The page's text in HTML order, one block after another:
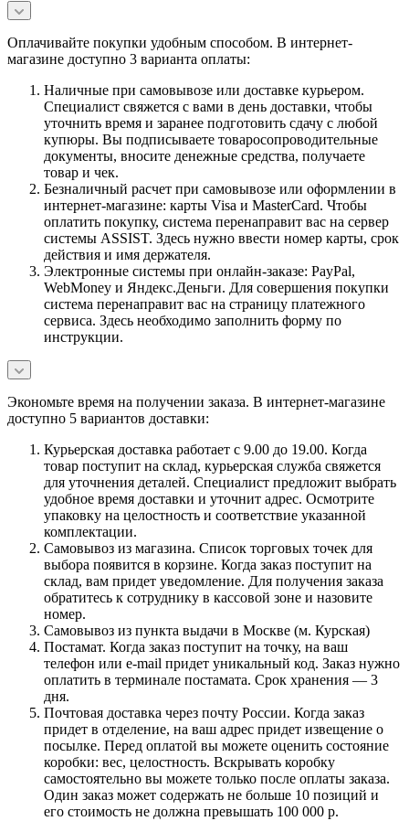
Оплачивайте покупки удобным способом. В интернет-
магазине доступно 3 варианта оплаты:
Наличные при самовывозе или доставке курьером.
Специалист свяжется с вами в день доставки, чтобы
уточнить время и заранее подготовить сдачу с любой
купюры. Вы подписываете товаросопроводительные
документы, вносите денежные средства, получаете
товар и чек.
Безналичный расчет при самовывозе или оформлении в
интернет-магазине: карты Visa и MasterCard. Чтобы
оплатить покупку, система перенаправит вас на сервер
системы ASSIST. Здесь нужно ввести номер карты, срок
действия и имя держателя.
Электронные системы при онлайн-заказе: PayPal,
WebMoney и Яндекс.Деньги. Для совершения покупки
система перенаправит вас на страницу платежного
сервиса. Здесь необходимо заполнить форму по
инструкции.
Экономьте время на получении заказа. В интернет-магазине
доступно 5 вариантов доставки:
Курьерская доставка работает с 9.00 до 19.00. Когда
товар поступит на склад, курьерская служба свяжется
для уточнения деталей. Специалист предложит выбрать
удобное время доставки и уточнит адрес. Осмотрите
упаковку на целостность и соответствие указанной
комплектации.
Самовывоз из магазина. Список торговых точек для
выбора появится в корзине. Когда заказ поступит на
склад, вам придет уведомление. Для получения заказа
обратитесь к сотруднику в кассовой зоне и назовите
номер.
Самовывоз из пункта выдачи в Москве (м. Курская)
Постамат. Когда заказ поступит на точку, на ваш
телефон или e-mail придет уникальный код. Заказ нужно
оплатить в терминале постамата. Срок хранения — 3
дня.
Почтовая доставка через почту России. Когда заказ
придет в отделение, на ваш адрес придет извещение о
посылке. Перед оплатой вы можете оценить состояние
коробки: вес, целостность. Вскрывать коробку
самостоятельно вы можете только после оплаты заказа.
Один заказ может содержать не больше 10 позиций и
его стоимость не должна превышать 100 000 р.